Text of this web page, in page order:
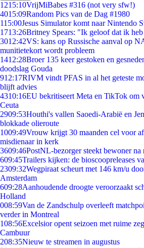
1215:10VrijMiBabes #316 (not very sfw!)
4015:09Random Pics van de Dag #1980
115:00Jesus Simulator komt naar Nintendo
1713:26Britney Spears: "Ik geloof dat ik
3012:42VS: kans op Russische aanval op
munitietekort wordt probleem
1412:28Broer 135 keer gestoken en
doodslag Gouda
912:17RIVM vindt PFAS in al het geteste
blijft advies
4310:16EU bekritiseert Meta en TikTok om
Ceuta
2909:53Houthi's vallen Saoedi-Arabië en
blokkade olieroute
1009:49Vrouw krijgt 30 maanden cel voor
misdienaar in kerk
3609:46PostNL-bezorger steekt bewoner na
609:45Trailers kijken: de bioscoopreleases
2309:32Wegpiraat scheurt met 146 km/u
Amsterdam
609:28Aanhoudende droogte veroorzaakt
Holland
008:59Van de Zandschulp overleeft
verder in Montreal
108:56Excelsior opent seizoen met ruime
Cambuur
208:35Nieuw te streamen in augustus